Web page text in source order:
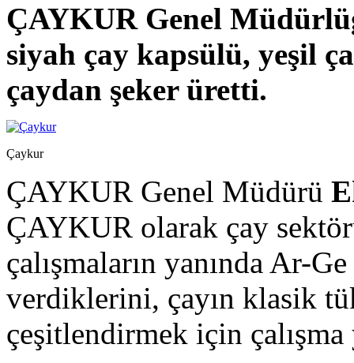
ÇAYKUR Genel
siyah çay kapsülü, yeşil
çaydan şeker üretti.
Çaykur
ÇAYKUR Genel Müdürü
ÇAYKUR olarak çay
çalışmaların yanında Ar-
verdiklerini, çayın klasik
çeşitlendirmek için çalışma